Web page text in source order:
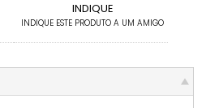
INDIQUE
INDIQUE ESTE PRODUTO A UM AMIGO